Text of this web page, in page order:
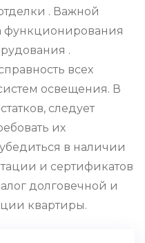
. Важной
функционирования
.
всех
освещения. В
следует
их
в наличии
и сертификатов
долговечной и
квартиры.